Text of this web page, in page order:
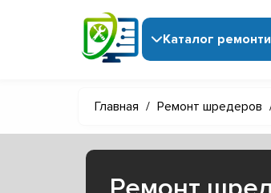
Каталог
Главная / Ремонт шредеров